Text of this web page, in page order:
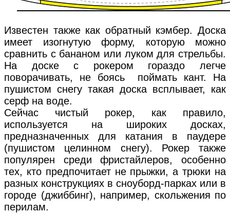
Известен также как обратный кэмбер. Доска
имеет изогнутую форму, которую можно
сравнить с бананом или луком для стрельбы.
На доске с рокером гораздо легче
поворачивать, не боясь поймать кант. На
пушистом снегу такая доска всплывает, как
серф на воде.
Сейчас чистый рокер, как правило,
используется на широких досках,
предназначенных для катания в паудере
(пушистом целинном снегу). Рокер также
популярен среди фристайлеров, особенно
тех, кто предпочитает не прыжки, а трюки на
разных конструкциях в сноуборд-парках или в
городе (джиббинг), например, скольжения по
перилам.